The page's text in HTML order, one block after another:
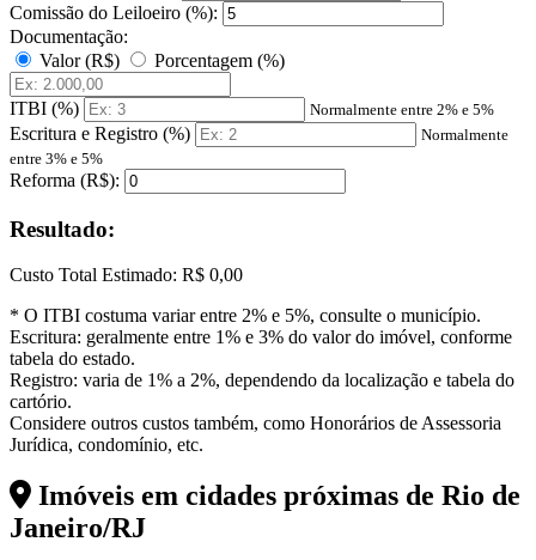
Comissão do Leiloeiro (%):
Documentação:
Valor (R$)
Porcentagem (%)
ITBI (%) Normalmente entre 2% e 5%
Escritura e Registro (%)
Normalmente
entre 3% e 5%
Reforma (R$):
Resultado:
Custo Total Estimado: R$ 0,00
* O ITBI costuma variar entre 2% e 5%, consulte o município.
Escritura: geralmente entre 1% e 3% do valor do imóvel, conforme
tabela do estado.
Registro: varia de 1% a 2%, dependendo da localização e tabela do
cartório.
Considere outros custos também, como Honorários de Assessoria
Jurídica, condomínio, etc.
Imóveis em cidades próximas de Rio de
Janeiro/RJ